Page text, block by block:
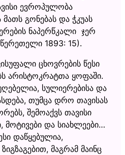
ევროპულობა
გონებას და ჭკუას
ნაპერწკალი ჯერ
1893: 15).
ცხოვრების წესი
არისტოკრატთა ყოფაში.
სულიერებისა და
თუმცა დრო თავისას
შემოაქვს თავისი
მოტივები და სიახლეები…
დაწყებულია,
მაგრამ მაინც